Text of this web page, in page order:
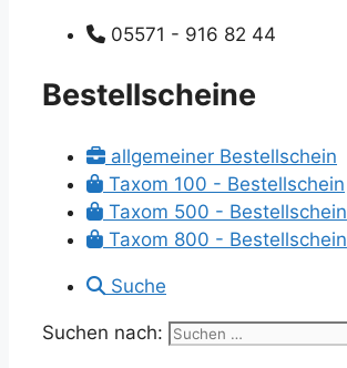
05571 - 916 82 44
Bestellscheine
allgemeiner Bestellschein
Taxom 100 - Bestellschein
Taxom 500 - Bestellschein
Taxom 800 - Bestellschein
Suche
Suchen nach: